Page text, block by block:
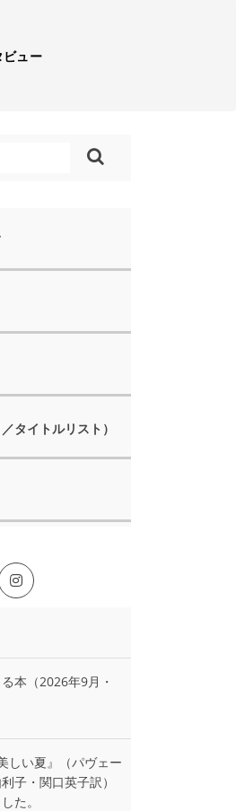
ビュー
タイトルリスト）
本（2026年9月・
しい夏』（パヴェー
子・関口英子訳）
た。